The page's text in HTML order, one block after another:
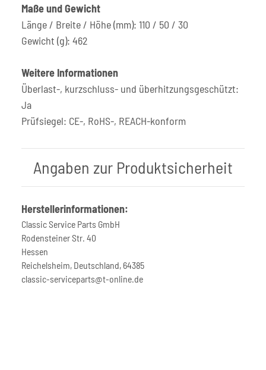
Maße und Gewicht
Länge / Breite / Höhe (mm): 110 / 50 / 30
Gewicht (g): 462
Weitere Informationen
Überlast-, kurzschluss- und überhitzungsgeschützt:
Ja
Prüfsiegel: CE-, RoHS-, REACH-konform
Angaben zur Produktsicherheit
Herstellerinformationen:
Classic Service Parts GmbH
Rodensteiner Str. 40
Hessen
Reichelsheim, Deutschland, 64385
classic-serviceparts@t-online.de